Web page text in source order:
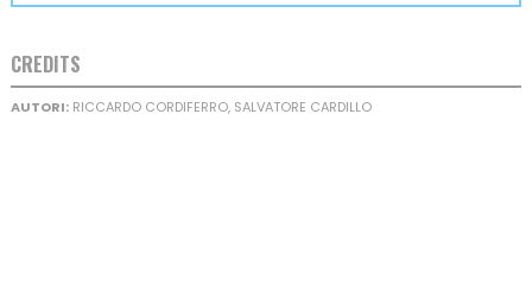
CREDITS
AUTORI:RICCARDO CORDIFERRO, SALVATORE CARDILLO